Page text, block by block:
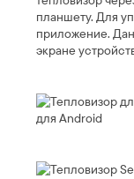
планшету. Для
приложение.
экране